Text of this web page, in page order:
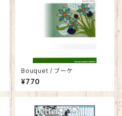
Bouquet / ブーケ
¥770